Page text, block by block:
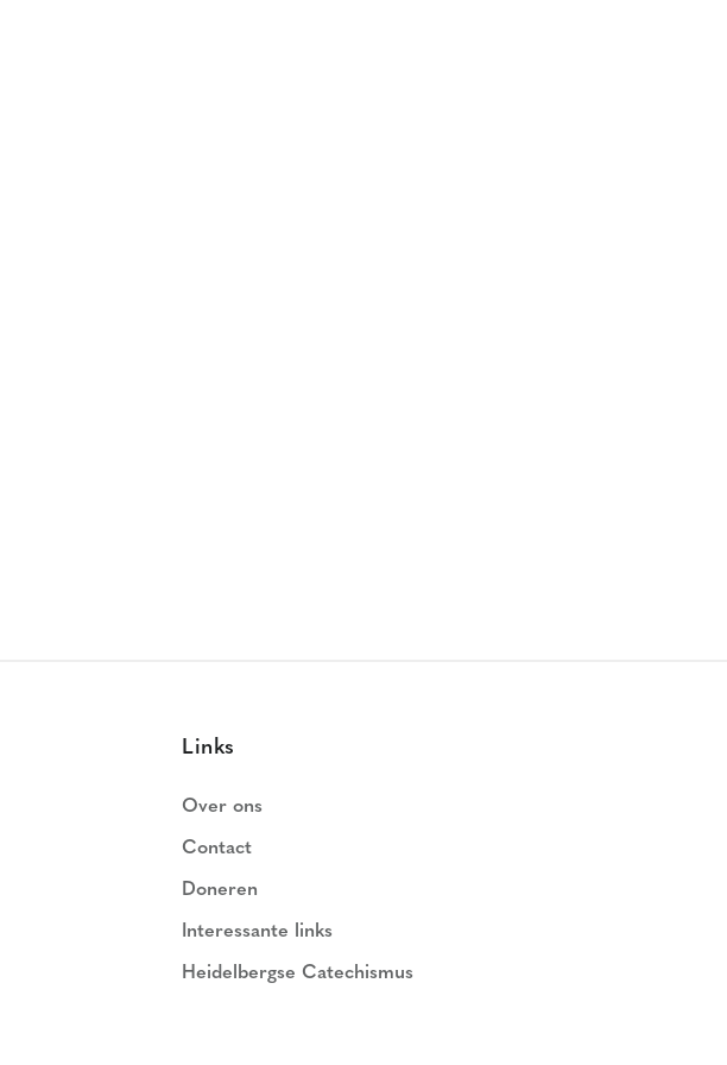
Links
Over ons
Contact
Doneren
Interessante links
Heidelbergse Catechismus